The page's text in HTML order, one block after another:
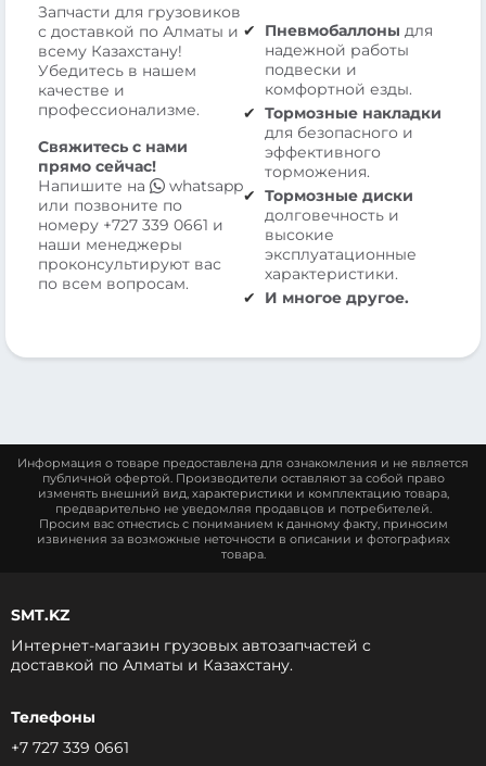
Запчасти для грузовиков
с доставкой по Алматы и
всему Казахстану!
Убедитесь в нашем
качестве и
профессионализме.
Свяжитесь с нами
прямо сейчас!
Напишите на
whatsapp
или позвоните по
номеру +727 339 0661 и
наши менеджеры
проконсультируют вас
по всем вопросам.
Пневмобаллоны для
надежной работы
подвески и
комфортной езды.
Тормозные накладки
для безопасного и
эффективного
торможения.
Тормозные диски
долговечность и
высокие
эксплуатационные
характеристики.
И многое другое.
Информация о товаре предоставлена для ознакомления и не является
публичной офертой. Производители оставляют за собой право
изменять внешний вид, характеристики и комплектацию товара,
предварительно не уведомляя продавцов и потребителей.
Просим вас отнестись с пониманием к данному факту, приносим
извинения за возможные неточности в описании и фотографиях
товара.
SMT.KZ
Интернет-магазин грузовых автозапчастей c
доставкой по Алматы и Казахстану.
Телефоны
+7 727 339 0661